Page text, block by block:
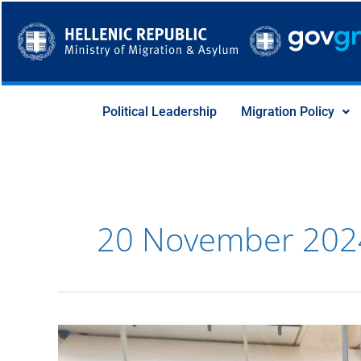
content
Political Leadership Migration Policy
20 November
Ενίσχυση
της